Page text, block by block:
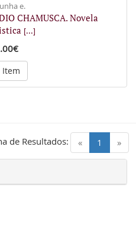
e.
CHAMUSCA. Novela
[...]
Item
« 1 (current)
»
de Resultados: